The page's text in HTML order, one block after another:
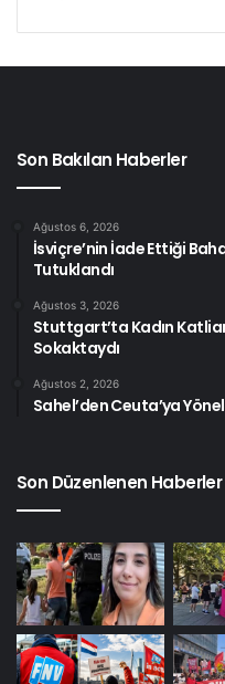
Son Bakılan Haberler
Ağustos 6, 2026
İsviçre’nin İade Ettiği
Tutuklandı
Ağustos 3, 2026
Stuttgart’ta Kadın
Sokaktaydı
Ağustos 2, 2026
Sahel’den Ceuta’ya
Son Düzenlenen Haberler